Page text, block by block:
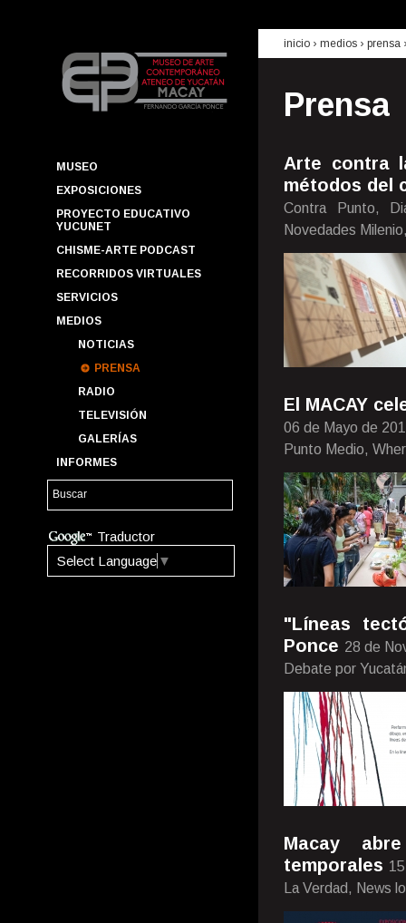
MUSEO
EXPOSICIONES
PROYECTO EDUCATIVO
YUCUNET
CHISME-ARTE PODCAST
RECORRIDOS VIRTUALES
SERVICIOS
MEDIOS
NOTICIAS
PRENSA
RADIO
TELEVISIÓN
GALERÍAS
INFORMES
Traductor
Select Language ▼
inicio › medios › prensa
Prensa
Arte contra
métodos del
Contra Punto,
Novedades
El MACAY
06 de Mayo de
Punto Medio,
"Líneas
Ponce 28 de
Debate por
Macay
temporales
La Verdad, News